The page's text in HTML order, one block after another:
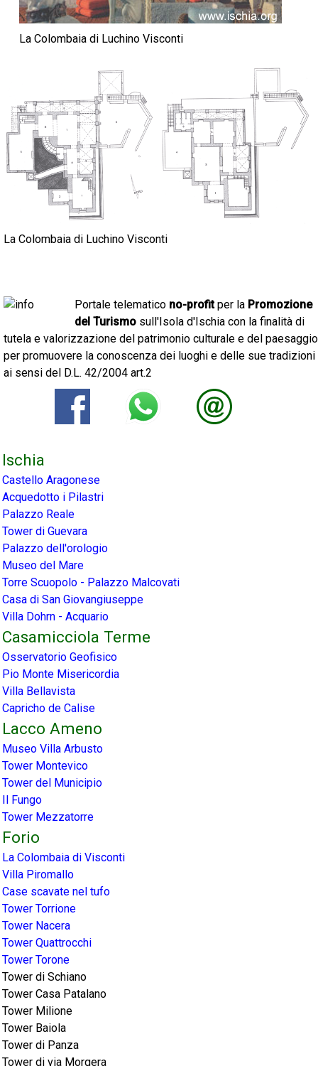
La Colombaia di Luchino Visconti
La Colombaia di Luchino Visconti
Portale telematico no-profitper la Promozione
del Turismo sull'Isola d'Ischia con la finalità di
tutela e valorizzazione del patrimonio culturale e del paesaggio
per promuovere la conoscenza dei luoghi e delle sue tradizioni
ai sensi del D.L. 42/2004 art.2
Ischia
Castello Aragonese
Acquedotto i Pilastri
Palazzo Reale
Tower di Guevara
Palazzo dell'orologio
Museo del Mare
Torre Scuopolo - Palazzo Malcovati
Casa di San Giovangiuseppe
Villa Dohrn - Acquario
Casamicciola Terme
Osservatorio Geofisico
Pio Monte Misericordia
Villa Bellavista
Capricho de Calise
Lacco Ameno
Museo Villa Arbusto
Tower Montevico
Tower del Municipio
Il Fungo
Tower Mezzatorre
Forio
La Colombaia di Visconti
Villa Piromallo
Case scavate nel tufo
Tower Torrione
Tower Nacera
Tower Quattrocchi
Tower Torone
Tower di Schiano
Tower Casa Patalano
Tower Milione
Tower Baiola
Tower di Panza
Tower di via Morgera